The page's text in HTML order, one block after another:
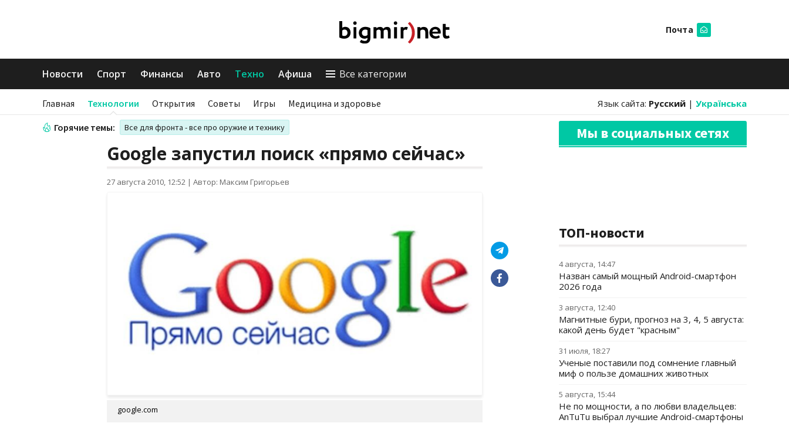
Почта
Новости Спорт Финансы Авто Техно Афиша Все категории
Главная Технологии Открытия Советы Игры Медицина и здоровье Язык сайта: Русский | Українська
Горячие темы: Все для фронта - все про оружие и технику
Google запустил поиск «прямо сейчас»
27 августа 2010, 12:52 | Автор: Максим Григорьев
google.com
Мы в социальных сетях
ТОП-новости
4 августа, 14:47
Назван самый мощный Android-смартфон
2026 года
3 августа, 12:40
Магнитные бури, прогноз на 3, 4, 5 августа:
какой день будет "красным"
31 июля, 18:27
Ученые поставили под сомнение главный
миф о пользе домашних животных
5 августа, 15:44
Не по мощности, а по любви владельцев:
AnTuTu выбрал лучшие Android-смартфоны